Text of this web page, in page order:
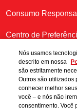
Beba com
moderação
Consumo
Centro de
SAC:0800 888
(segunda à sexta-
Nós usamos
descrito em nossa
são estritamente
Outros são utilizados
conhecer melhor
você – e nós não
consentimento. Você